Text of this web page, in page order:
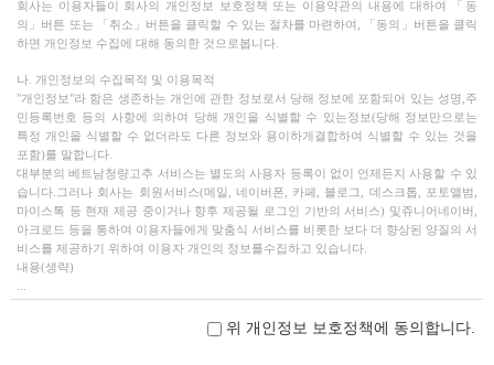
회사는 이용자들이 회사의 개인정보 보호정책 또는 이용약관의 내용에 대하여 「동
의」버튼 또는 「취소」버튼을 클릭할 수 있는 절차를 마련하여, 「동의」버튼을 클릭
하면 개인정보 수집에 대해 동의한 것으로봅니다.
나. 개인정보의 수집목적 및 이용목적
"개인정보"라 함은 생존하는 개인에 관한 정보로서 당해 정보에 포함되어 있는 성명,주
민등록번호 등의 사항에 의하여 당해 개인을 식별할 수 있는정보(당해 정보만으로는
특정 개인을 식별할 수 없더라도 다른 정보와 용이하게결합하여 식별할 수 있는 것을
포함)를 말합니다.
대부분의 베트남청량고추 서비스는 별도의 사용자 등록이 없이 언제든지 사용할 수 있
습니다.그러나 회사는 회원서비스(메일, 네이버폰, 카페, 블로그, 데스크톱, 포토앨범,
마이스톡 등 현재 제공 중이거나 향후 제공될 로그인 기반의 서비스) 및쥬니어네이버,
아크로드 등을 통하여 이용자들에게 맞춤식 서비스를 비롯한 보다 더 향상된 양질의 서
비스를 제공하기 위하여 이용자 개인의 정보를수집하고 있습니다.
내용(생략)
위 개인정보 보호정책에 동의합니다.